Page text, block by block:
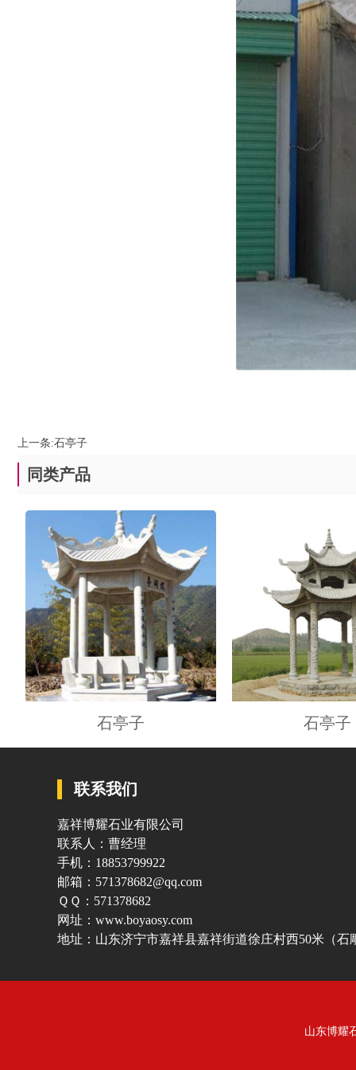
上一条:石亭子
同类产品
石亭子 石亭子
联系我们
嘉祥博耀石业有限公司
联系人：曹经理
手机：18853799922
邮箱：571378682@qq.com
ＱＱ：571378682
网址：www.boyaosy.com
地址：山东济宁市嘉祥县嘉祥街道徐庄村西50米（石
山东博耀